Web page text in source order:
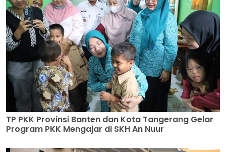
TP PKK Provinsi Banten dan Kota Tangerang Gelar
Program PKK Mengajar di SKH An Nuur